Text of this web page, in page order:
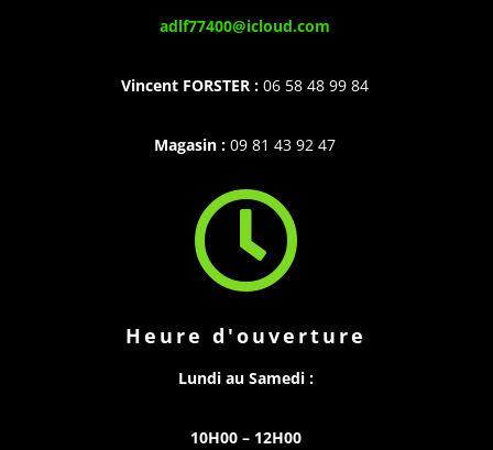
adlf77400@icloud.com
Vincent FORSTER :06 58 48 99 84
Magasin:09 81 43 92 47

Heure d'ouverture
Lundi au Samedi :
10H00 – 12H00